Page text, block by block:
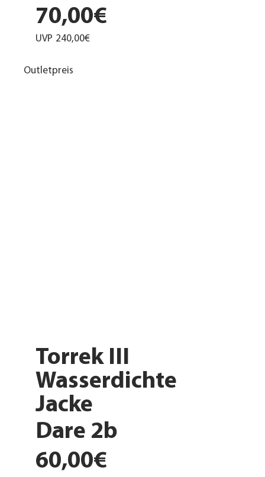
70,00€
UVP 240,00€
Torrek III
Wasserdichte
Jacke
Dare 2b
60,00€
Outletpreis